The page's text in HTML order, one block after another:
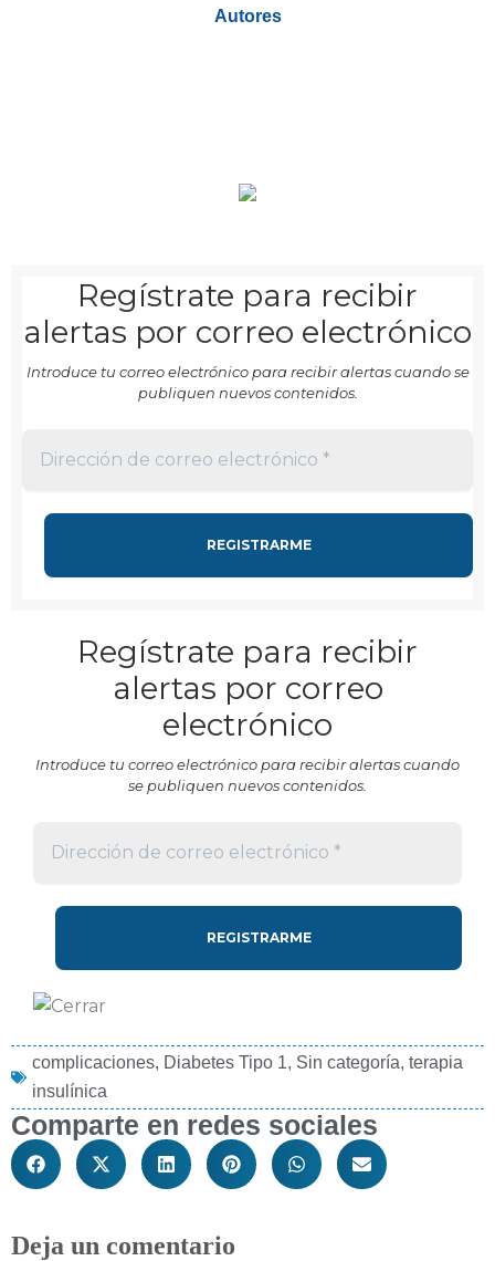
Autores
Regístrate para recibir
alertas por correo electrónico
Introduce tu correo electrónico para recibir alertas cuando se
publiquen nuevos contenidos.
Regístrate para recibir
alertas por correo
electrónico
Introduce tu correo electrónico para recibir alertas cuando
se publiquen nuevos contenidos.
complicaciones, Diabetes Tipo 1, Sin categoría, terapia
insulínica
Comparte en redes sociales
Deja un comentario